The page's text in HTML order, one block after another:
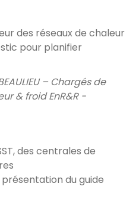
des réseaux de chaleur
pour planifier
– Chargés de
& froid EnR&R -
des centrales de
du guide